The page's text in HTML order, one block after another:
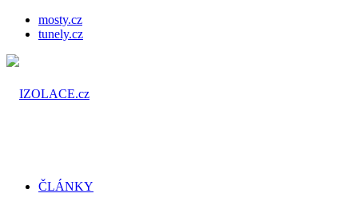
mosty.cz
tunely.cz
ČLÁNKY